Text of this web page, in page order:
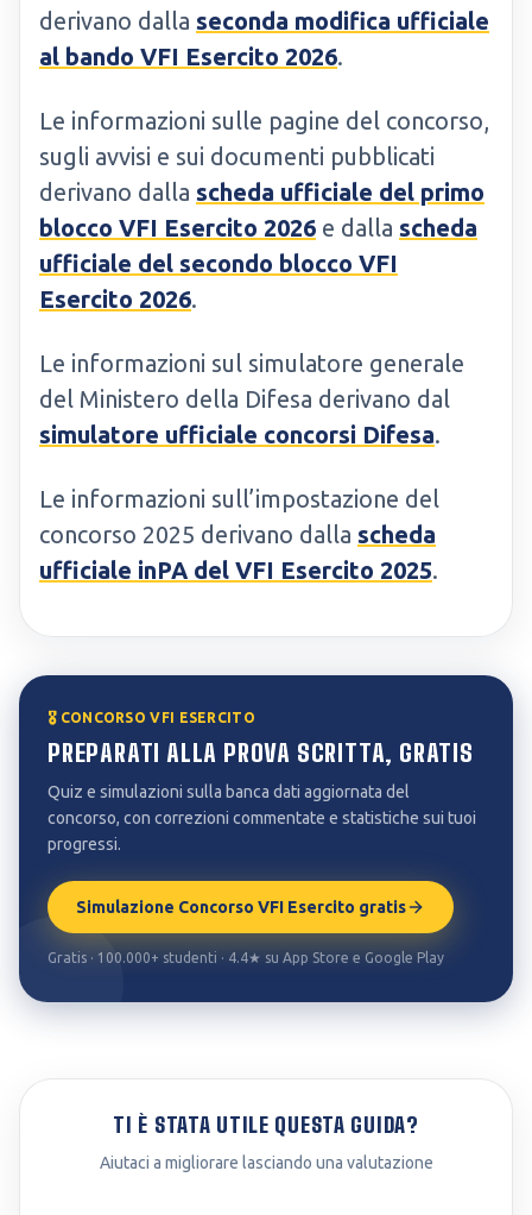
derivano dalla seconda modifica ufficiale
al bando VFI Esercito 2026.
Le informazioni sulle pagine del concorso,
sugli avvisi e sui documenti pubblicati
derivano dalla scheda ufficiale del primo
blocco VFI Esercito 2026 e dalla scheda
ufficiale del secondo blocco VFI
Esercito 2026.
Le informazioni sul simulatore generale
del Ministero della Difesa derivano dal
simulatore ufficiale concorsi Difesa.
Le informazioni sull’impostazione del
concorso 2025 derivano dalla scheda
ufficiale inPA del VFI Esercito 2025.
🎖️ CONCORSO VFI ESERCITO
PREPARATI ALLA PROVA SCRITTA, GRATIS
Quiz e simulazioni sulla banca dati aggiornata del
concorso, con correzioni commentate e statistiche sui tuoi
progressi.
Simulazione Concorso VFI Esercito gratis
Gratis · 100.000+ studenti · 4.4★ su App Store e Google Play
TI È STATA UTILE QUESTA GUIDA?
Aiutaci a migliorare lasciando una valutazione